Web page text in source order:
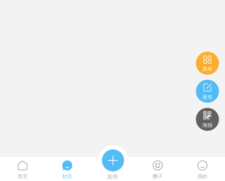

菜单

发布

海报

首页

社区

发布

圈子

我的